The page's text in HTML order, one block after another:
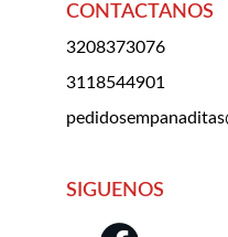
CONTACTANOS
3208373076
3118544901
SIGUENOS